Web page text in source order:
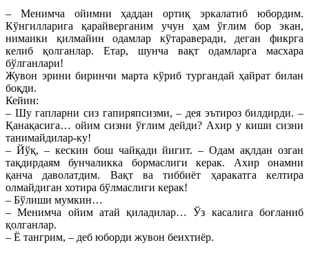
– Менимча ойимни ҳаддан ортиқ эркалатиб юбордим.
Кўнгилларига қарайверганим учун ҳам ўғлим бор экан,
нимаики қилмайин одамлар кўтараверади, деган фикрга
келиб қолганлар. Етар, шунча вақт одамларга масхара
бўлганлари!
Жувон эрини биринчи марта кўриб тургандай ҳайрат билан
боқди.
Кейин:
– Шу гапларни сиз гапиряпсизми, – дея эътироз билдирди. –
Қанақасига… ойим сизни ўғлим дейди? Ахир у киши сизни
танимайдилар-ку!
– Йўқ, – кескин бош чайқади йигит. – Одам ақлдан озган
тақдирдаям бунчаликка бормаслиги керак. Ахир онамни
қанча даволатдим. Вақт ва тиббиёт ҳаракатга келтира
олмайдиган хотира бўлмаслиги керак!
– Бўлиши мумкин…
– Менимча ойим атай қиладилар… Ўз касалига боғланиб
қолганлар.
– Ё тангрим, – деб юборди жувон беихтиёр.